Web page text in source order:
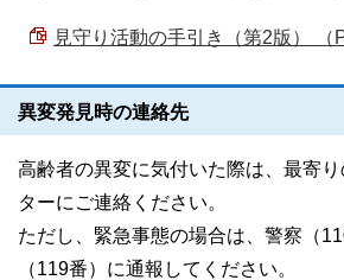
見守り活動の手引き（第2版） （
異変発見時の連絡先
高齢者の異変に気付いた際は、最寄
ターにご連絡ください。
ただし、緊急事態の場合は、警察（
（119番）に通報してください。